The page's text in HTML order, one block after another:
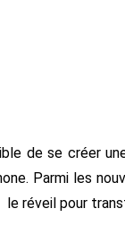
de se créer
Parmi les
réveil pour